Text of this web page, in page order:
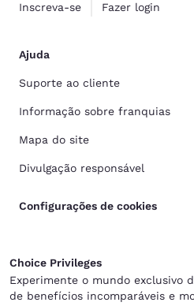
Inscreva-se Fazer login
Ajuda
Suporte ao cliente
Informação sobre franquias
Mapa do site
Divulgação responsável
Configurações de cookies
Choice Privileges
Experimente o mundo exclusivo
de benefícios incomparáveis e